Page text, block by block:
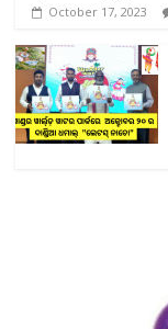
October 17, 2023